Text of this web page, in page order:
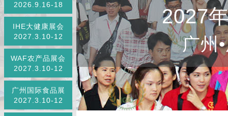
2027
广州
2026.9.16-18
IHE大健康展会
2027.3.10-12
WAF农产品展会
2027.3.10-12
广州国际食品展
2027.3.10-12